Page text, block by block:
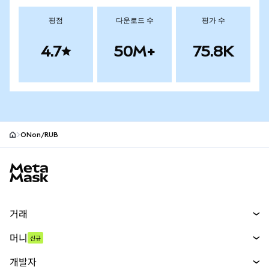
평점
4.7
다운로드 수
50M+
평가 수
75.8K
ONon/RUB
거래
무기한 선물
머니 신규
개발자